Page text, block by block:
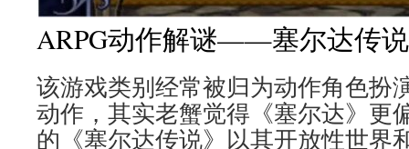
ARPG动作解谜——塞尔达传说
该游戏类别经常被归为动作角色扮
动作，其实老蟹觉得《塞尔达》更
的《塞尔达传说》以其开放性世界